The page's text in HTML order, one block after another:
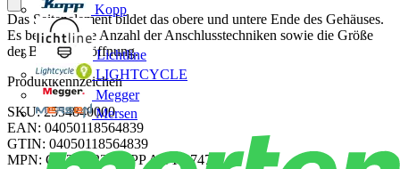
Kopp
Lichtline
LIGHTCYCLE
Megger
Mersen
Das Seitenelement bildet das obere und untere Ende des Gehäuses.
Es bestimmt die Anzahl der Anschlusstechniken sowie die Größe
der Belüftungsöffnung.
Produktkennzeichen
SKU: 2554840000
EAN: 04050118564839
GTIN: 04050118564839
MPN: CH20M22 S PPP AGY 3747